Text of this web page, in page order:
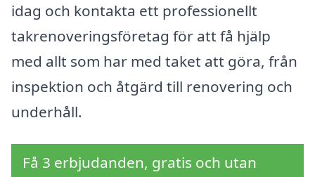
idag och kontakta ett professionellt
takrenoveringsföretag för att få hjälp
med allt som har med taket att göra, från
inspektion och åtgärd till renovering och
underhåll.
Få 3 erbjudanden, gratis och utan